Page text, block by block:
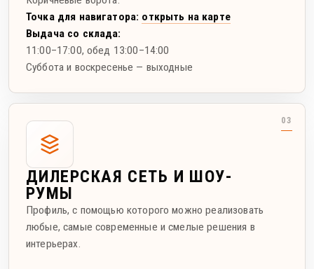
Точка для навигатора: открыть на карте
Выдача со склада:
11:00–17:00, обед 13:00–14:00
Суббота и воскресенье — выходные
ДИЛЕРСКАЯ СЕТЬ И ШОУ-
РУМЫ
Профиль, с помощью которого можно реализовать
любые, самые современные и смелые решения в
интерьерах.